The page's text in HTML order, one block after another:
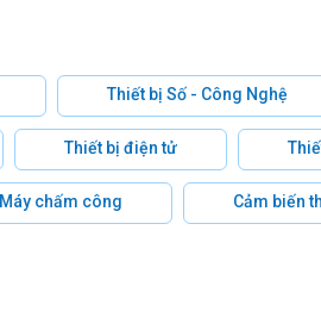
Thiết bị Số - Công Nghệ
Thiết bị điện tử
Máy chấm công Cảm biến